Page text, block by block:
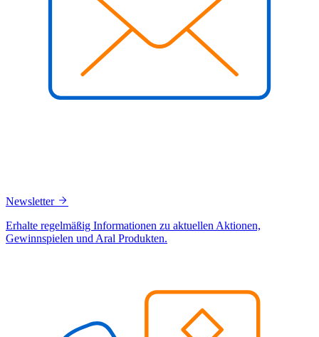
Newsletter
Erhalte regelmäßig Informationen zu aktuellen Aktionen,
Gewinnspielen und Aral Produkten.